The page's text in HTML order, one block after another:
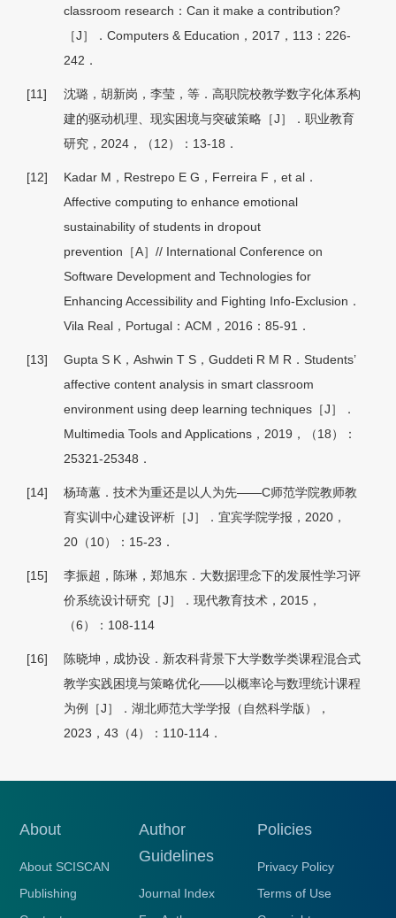
classroom research：Can it make a contribution?
［J］．Computers & Education，2017，113：226-
242．
[11]
沈璐，胡新岗，李莹，等．高职院校教学数字化体系构
建的驱动机理、现实困境与突破策略［J］．职业教育
研究，2024，（12）：13-18．
[12]
Kadar M，Restrepo E G，Ferreira F，et al．
Affective computing to enhance emotional
sustainability of students in dropout
prevention［A］// International Conference on
Software Development and Technologies for
Enhancing Accessibility and Fighting Info-Exclusion．
Vila Real，Portugal：ACM，2016：85-91．
[13]
Gupta S K，Ashwin T S，Guddeti R M R．Students’
affective content analysis in smart classroom
environment using deep learning techniques［J］．
Multimedia Tools and Applications，2019，（18）：
25321-25348．
[14]
杨琦蕙．技术为重还是以人为先——C师范学院教师教
育实训中心建设评析［J］．宜宾学院学报，2020，
20（10）：15-23．
[15]
李振超，陈琳，郑旭东．大数据理念下的发展性学习评
价系统设计研究［J］．现代教育技术，2015，
（6）：108-114
[16]
陈晓坤，成协设．新农科背景下大学数学类课程混合式
教学实践困境与策略优化——以概率论与数理统计课程
为例［J］．湖北师范大学学报（自然科学版），
2023，43（4）：110-114．
About
About SCISCAN
Publishing
Author
Guidelines
Journal Index
Policies
Privacy Policy
Terms of Use